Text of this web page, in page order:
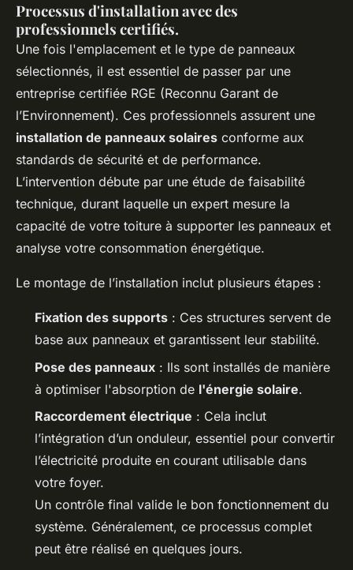
Processus d'installation avec des
professionnels certifiés.
Une fois l'emplacement et le type de panneaux
sélectionnés, il est essentiel de passer par une
entreprise certifiée RGE (Reconnu Garant de
l’Environnement). Ces professionnels assurent une
installation de panneaux solaires conforme aux
standards de sécurité et de performance.
L’intervention débute par une étude de faisabilité
technique, durant laquelle un expert mesure la
capacité de votre toiture à supporter les panneaux et
analyse votre consommation énergétique.
Le montage de l’installation inclut plusieurs étapes :
Fixation des supports : Ces structures servent de
base aux panneaux et garantissent leur stabilité.
Pose des panneaux : Ils sont installés de manière
à optimiser l'absorption de l'énergie solaire.
Raccordement électrique : Cela inclut
l’intégration d’un onduleur, essentiel pour convertir
l’électricité produite en courant utilisable dans
votre foyer.
Un contrôle final valide le bon fonctionnement du
système. Généralement, ce processus complet
peut être réalisé en quelques jours.